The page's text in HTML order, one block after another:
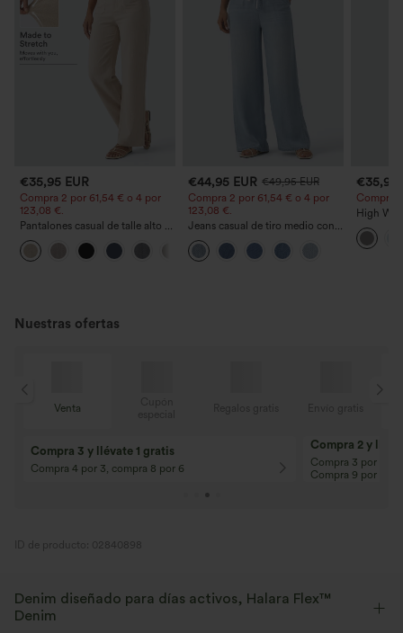
€35,95 EUR
Compra 2 por 61,54 € o 4 por
123,08 €.
Pantalones casual de talle alto y
pierna recta con tacto de lino y
bolsillos
€44,95 EUR €49,95 EUR
Compra 2 por 61,54 € o 4 por
123,08 €.
Jeans casual de tiro medio con
cordón y bolsillos
€35,95
Compra
High
Straight
Nuestras ofertas
Venta
Compra 3 y llévate 1 gratis
Compra 4 por 3, compra 8 por 6
Compra 2 y
Compra 3 por 2,
Compra 9 por 6
ID de producto: 02840898
Denim diseñado para días activos, Halara Flex™
Denim